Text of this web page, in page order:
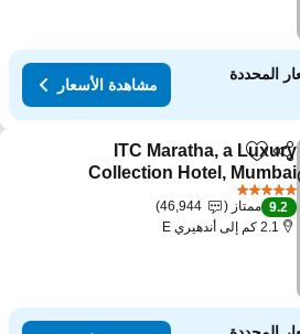
المحددة
مشاهدة الأسعار
Add to favorites
ITC Maratha, a
Collection Hotel,
9.2 ممتاز
46,944
2.1 كم إلى أندهيري E